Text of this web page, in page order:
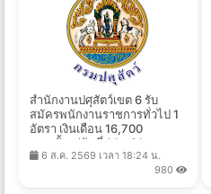
สำนักงานปศุสัตว์เขต 6 รับ
สมัครพนักงานราชการทั่วไป 1
อัตรา เงินเดือน 16,700
บาท ตั้งแต่วันที่ 14 - 21 ส.ค.
2569
6 ส.ค. 2569 เวลา 18:24 น.
980